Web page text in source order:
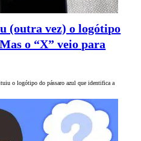
(outra vez) o logótipo
o “X” veio para
o logótipo do pássaro azul que identifica a